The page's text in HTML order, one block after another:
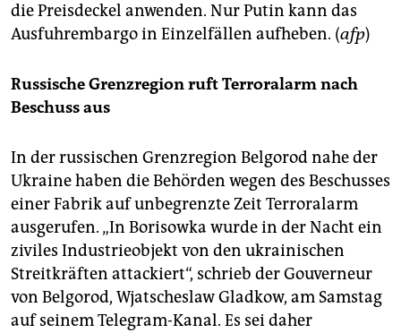
die Preisdeckel anwenden. Nur Putin kann das
Ausfuhrembargo in Einzelfällen aufheben. (afp)
Russische Grenzregion ruft Terroralarm nach
Beschuss aus
In der russischen Grenzregion Belgorod nahe der
Ukraine haben die Behörden wegen des Beschusses
einer Fabrik auf unbegrenzte Zeit Terroralarm
ausgerufen. „In Borisowka wurde in der Nacht ein
ziviles Industrieobjekt von den ukrainischen
Streitkräften attackiert“, schrieb der Gouverneur
von Belgorod, Wjatscheslaw Gladkow, am Samstag
auf seinem Telegram-Kanal. Es sei daher